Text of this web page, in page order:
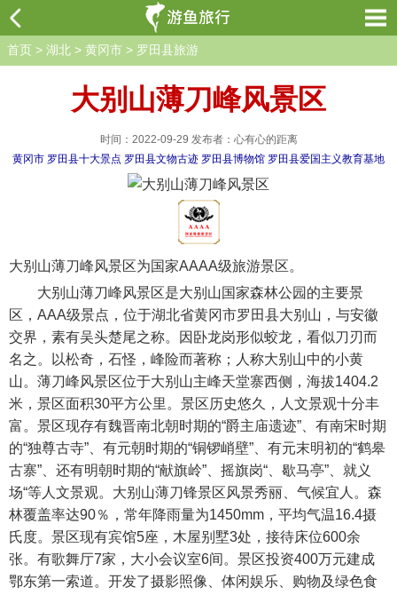
首页 > 湖北 > 黄冈市 > 罗田县旅游
大别山薄刀峰风景区
时间：2022-09-29 发布者：心有心的距离
黄冈市 罗田县十大景点 罗田县文物古迹 罗田县博物馆 罗田县爱国主义教育基地
大别山薄刀峰风景区为国家AAAA级旅游景区。
大别山薄刀峰风景区是大别山国家森林公园的主要景
区，AAA级景点，位于湖北省黄冈市罗田县大别山，与安徽
交界，素有吴头楚尾之称。因卧龙岗形似蛟龙，看似刀刃而
名之。以松奇，石怪，峰险而著称；人称大别山中的小黄
山。薄刀峰风景区位于大别山主峰天堂寨西侧，海拔1404.2
米，景区面积30平方公里。景区历史悠久，人文景观十分丰
富。景区现存有魏晋南北朝时期的“爵主庙遗迹”、有南宋时期
的“独尊古寺”、有元朝时期的“铜锣峭壁”、有元末明初的“鹤皋
古寨”、还有明朝时期的“献旗岭”、摇旗岗“、歇马亭”、就义
场“等人文景观。大别山薄刀锋景区风景秀丽、气候宜人。森
林覆盖率达90％，常年降雨量为1450mm，平均气温16.4摄
氏度。景区现有宾馆5座，木屋别墅3处，接待床位600余
张。有歌舞厅7家，大小会议室6间。景区投资400万元建成
鄂东第一索道。开发了摄影照像、体闲娱乐、购物及绿色食